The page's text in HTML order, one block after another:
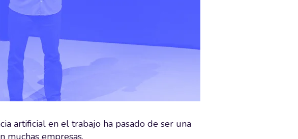
artificial en el trabajo ha pasado de ser una
muchas empresas.